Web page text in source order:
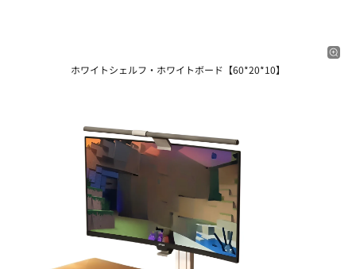
ホワイトシェルフ・ホワイトボード【60*20*10】